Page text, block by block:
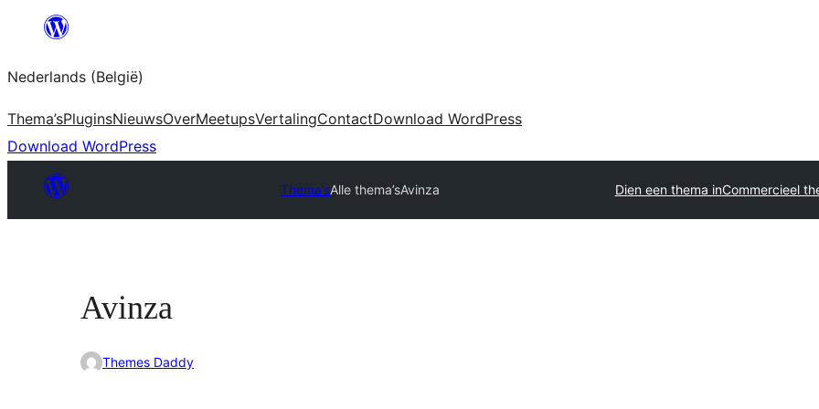
Spring
de
inhoud
Nederlands (België)
Thema’sPluginsNieuwsOverMeetupsVertalingContactDownload WordPress
Download WordPress
Thema’sAlle thema’sAvinza Dien een thema inCommercieel
Avinza
Themes Daddy